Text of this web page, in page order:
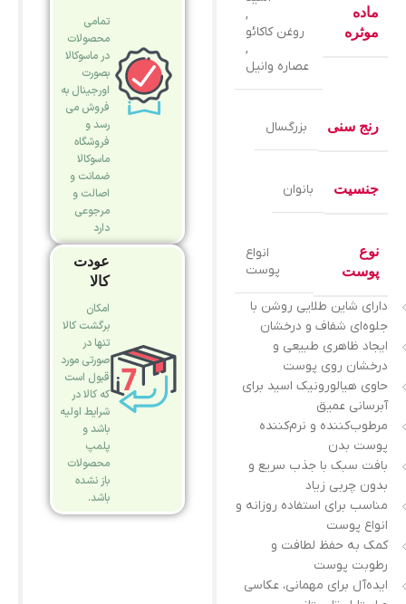
ماده
موثره
,
روغن کاکائو
,
عصاره وانیل
رنج سنی بزرگسال
جنسیت بانوان
نوع
پوست
انواع
پوست
دارای شاین طلایی روشن با
جلوه‌ای شفاف و درخشان
ایجاد ظاهری طبیعی و
درخشان روی پوست
حاوی هیالورونیک اسید برای
آبرسانی عمیق
مرطوب‌کننده و نرم‌کننده
پوست بدن
بافت سبک با جذب سریع و
بدون چربی زیاد
مناسب برای استفاده روزانه و
انواع پوست
کمک به حفظ لطافت و
رطوبت پوست
ایده‌آل برای مهمانی، عکاسی
تمامی
محصولات
در ماسوکالا
بصورت
اورجینال به
فروش می
رسد و
فروشگاه
ماسوکالا
ضمانت و
اصالت و
مرجوعی
دارد
عودت
کالا
امکان
برگشت کالا
تنها در
صورتی مورد
قبول است
که کالا در
شرایط اولیه
باشد و
پلمپ
محصولات
باز نشده
باشد.